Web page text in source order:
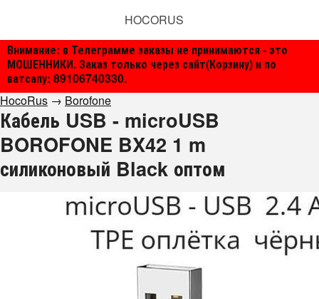
Внимание: в Телеграмме заказы не принимаются - это
МОШЕННИКИ. Заказ только через сайт(Корзину) и по
ватсапу: 89106740330.
HOCORUS
HocoRus → Borofone
Кабель USB - microUSB
BOROFONE BX42 1 m
силиконовый Black оптом